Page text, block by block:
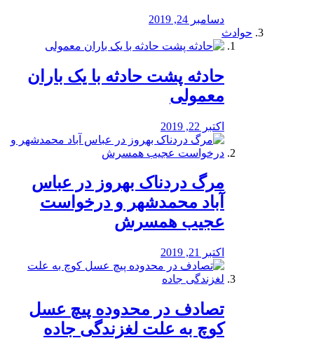
دسامبر 24, 2019
حوادث
️حادثه پشت حادثه با یک باران
معمولی
اکتبر 22, 2019
مرگ دردناک بهروز در عباس
آباد محمدشهر و درخواست
عجیب همسرش
اکتبر 21, 2019
تصادف در محدوده پیچ عسل
کوچ به علت لغزندگی جاده